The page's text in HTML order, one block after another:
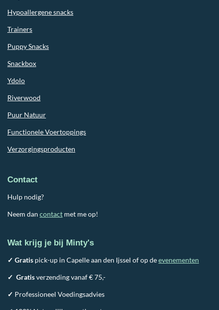
Hypoallergene snacks
Trainers
Puppy Snacks
Snackbox
Ydolo
Riverwood
Puur Natuur
Functionele Voertoppings
Verzorgingsproducten
Contact
Hulp nodig?
Neem dan contact met me op!
Wat krijg je bij Minty's
✓ Gratis pick-up in Capelle aan den Ijssel of op deevenementen
✓ Gratisverzending vanaf € 75,-
✓ Professioneel Voedingsadvies